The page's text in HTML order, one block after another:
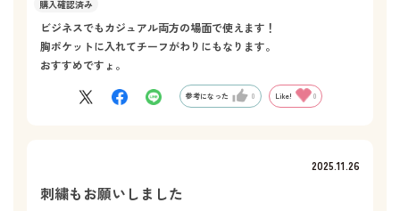
ビジネスでもカジュアル両方の場面で使えます！
胸ポケットに入れてチーフがわりにもなります。
おすすめですょ。
参考になった 0 Like! 0
2025.11.26
刺繍もお願いしました